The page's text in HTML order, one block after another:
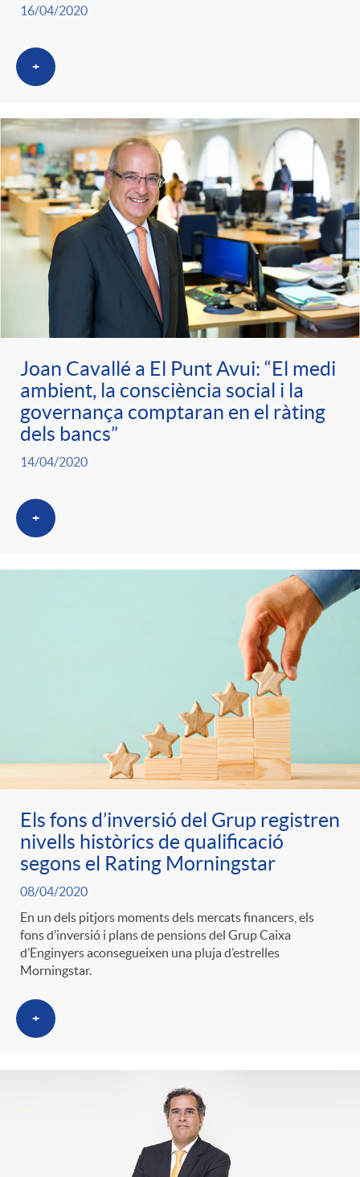
16/04/2020
+
Joan Cavallé a El Punt Avui: “El medi
ambient, la consciència social i la
governança comptaran en el ràting
dels bancs”
14/04/2020
+
Els fons d’inversió del Grup registren
nivells històrics de qualificació
segons el Rating Morningstar
08/04/2020
En un dels pitjors moments dels mercats financers, els
fons d’inversió i plans de pensions del Grup Caixa
d’Enginyers aconsegueixen una pluja d’estrelles
Morningstar.
+